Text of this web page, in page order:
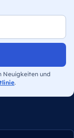
Neuigkeiten und
.